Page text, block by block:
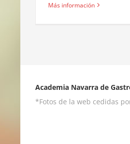
Más información
Academia Navarra de
*Fotos de la web cedidas